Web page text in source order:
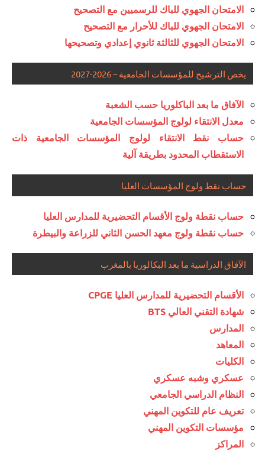
الامتحان الجهوي للباك للرسميين مع التصحيح
الامتحان الجهوي للباك للأحرار مع التصحيح
الامتحان الجهوي للثالثة ثانوي إعدادي وتصحيحها
يخص الترشيح للمؤسسات الجامعية – 2026-2027
الآفاق ما بعد الباكلوريا حسب الشعبة
معدل الانتقاء لولوج المؤسسات الجامعية
حساب نقط الانتقاء لولوج المؤسسات الجامعية ذات
الاستقطاب المحدود بطريقة آلية
حساب نقط ولوج المؤسسات العليا
حساب نقطة ولوج الأقسام التحضيرية للمدارس العليا
حساب نقطة ولوج معهد الحسن الثاني للزراعة والبيطرة
الآفاق الدراسية ما بعد البكالوريا بالمغرب
الأقسام التحضيرية للمدارس العليا CPGE
شهادة التقني العالي BTS
المدارس
المعاهد
الكليات
عسكري وشبه عسكري
النظام الدراسي الجامعي
تعريف عام للتكوين المهني
مؤسسات التكوين المهني
المراكز